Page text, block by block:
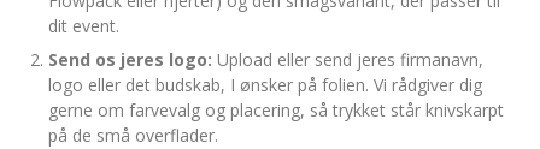
dit event.
Send os jeres logo: Upload eller send jeres firmanavn,
logo eller det budskab, I ønsker på folien. Vi rådgiver dig
gerne om farvevalg og placering, så trykket står knivskarpt
på de små overflader.